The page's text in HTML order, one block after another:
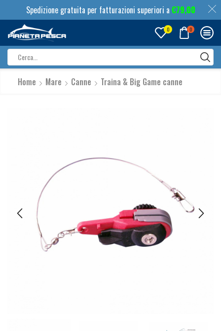
Spedizione gratuita per fatturazioni superiori a €79,00
0 0
input
Home Mare Canne Traina & Big Game canne